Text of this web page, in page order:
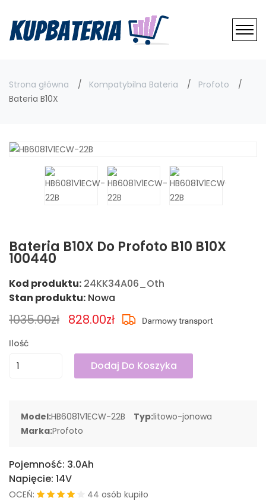
Strona główna Kompatybilna Bateria
Profoto
Bateria B10X
Bateria B10X Do Profoto B10 B10X
100440
Kod produktu: 24KK34A06_Oth
Stan produktu: Nowa
1035.00zł 828.00zł
Ilość
Dodaj Do Koszyka
Model:HB6081V1ECW-22B Typ:litowo-jonowa
Marka:Profoto
Pojemność: 3.0Ah
Napięcie: 14V
OCEŃ:
44 osób kupiło